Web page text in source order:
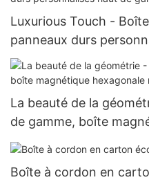
Luxurious Touch -
panneaux durs
La beauté de la
de gamme, boîte
rabattable, stockage
Boîte à cordon en